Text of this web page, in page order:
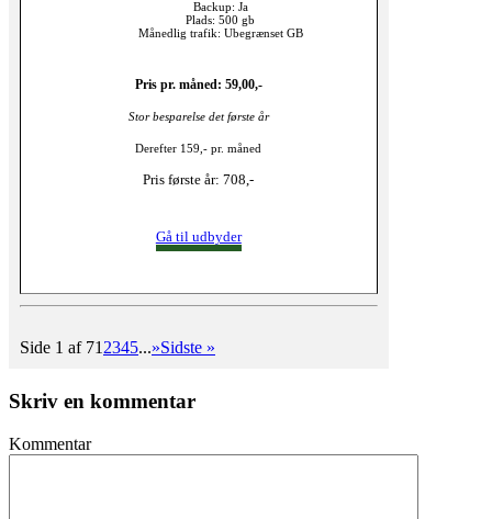
Backup: Ja
Plads: 500 gb
Månedlig trafik: Ubegrænset GB
Pris pr. måned: 59,00,-
Stor besparelse det første år
Derefter 159,- pr. måned
Pris første år: 708,-
Gå til udbyder
Side 1 af 71 2345...»Sidste »
Skriv en kommentar
Kommentar